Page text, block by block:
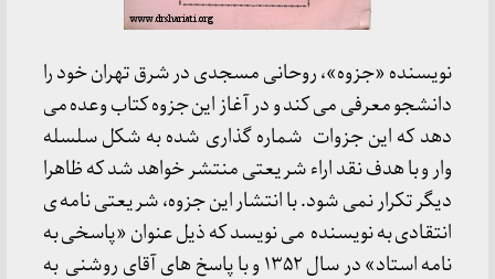
نویسنده «جزوه»، روحانی مسجدی در شرق تهران خود را
دانشجو معرفی می کند و در آغاز این جزوه کتاب وعده می
دهد که این جزوات شماره گذاری شده به شکل سلسله
وار و با هدف نقد اراء شریعتی منتشر خواهد شد که ظاهرا
دیگر تکرار نمی شود. با انتشار این جزوه، شریعتی نامه ی
انتقادی به نویسنده می نویسد که ذیل عنوان «پاسخی به
نامه استاد» در سال ۱۳۵۲ و با پاسخ های آقای روشنی به